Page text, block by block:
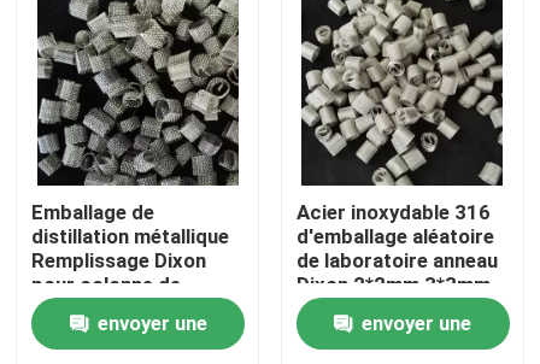
Filtre moléculaire PSA
Zéolite à tamis moléculaire
carbonate de lithium
Alumine activée
Emballage aléatoire en colonne
Emballage de
distillation métallique
Remplissage Dixon
pour colonne de
distillation
envoyer une
Acier inoxydable 316
d'emballage aléatoire
de laboratoire anneau
Dixon 2*2mm 3*3mm
4*4mm
envoyer une